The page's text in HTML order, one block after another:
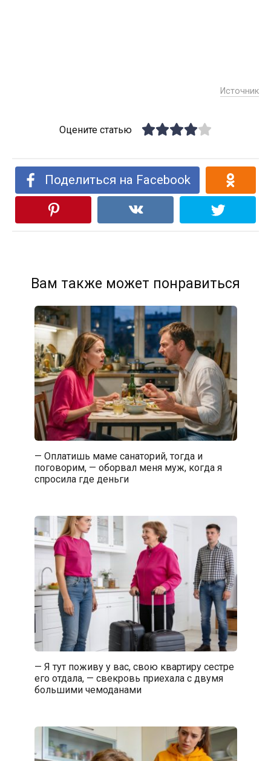
Источник
Оцените статью
Поделиться на Facebook
Вам также может понравиться
— Оплатишь маме санаторий, тогда и
поговорим, — оборвал меня муж, когда я
спросила где деньги
— Я тут поживу у вас, свою квартиру сестре
его отдала, — свекровь приехала с двумя
большими чемоданами